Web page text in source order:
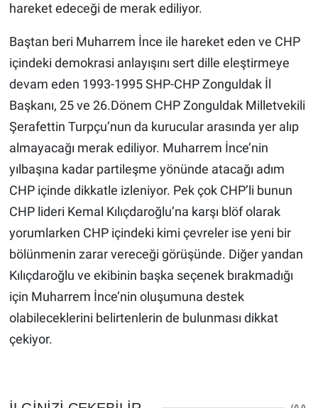
hareket edeceği de merak ediliyor.
Baştan beri Muharrem İnce ile hareket eden ve CHP
içindeki demokrasi anlayışını sert dille eleştirmeye
devam eden 1993-1995 SHP-CHP Zonguldak İl
Başkanı, 25 ve 26.Dönem CHP Zonguldak Milletvekili
Şerafettin Turpçu’nun da kurucular arasında yer alıp
almayacağı merak ediliyor. Muharrem İnce’nin
yılbaşına kadar partileşme yönünde atacağı adım
CHP içinde dikkatle izleniyor. Pek çok CHP’li bunun
CHP lideri Kemal Kılıçdaroğlu’na karşı blöf olarak
yorumlarken CHP içindeki kimi çevreler ise yeni bir
bölünmenin zarar vereceği görüşünde. Diğer yandan
Kılıçdaroğlu ve ekibinin başka seçenek bırakmadığı
için Muharrem İnce’nin oluşumuna destek
olabileceklerini belirtenlerin de bulunması dikkat
çekiyor.